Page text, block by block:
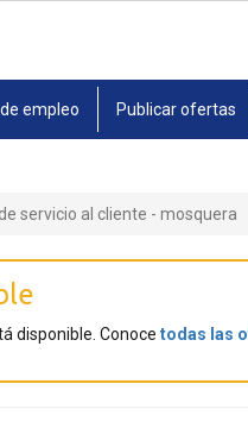
empleo Publicar ofertas
servicio al cliente - mosquera
disponible. Conoce todas las